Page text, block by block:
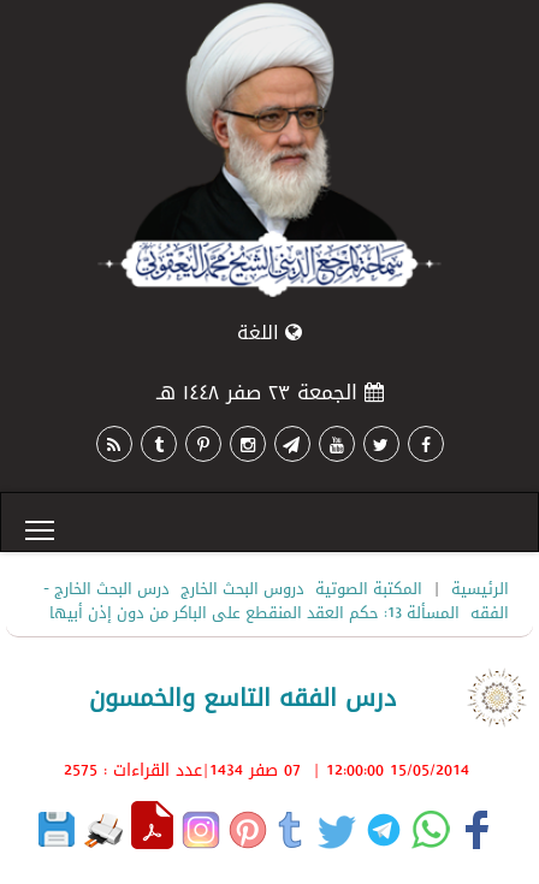
اللغة
الجمعة ٢٣ صفر ١٤٤٨ هـ
الرئيسية | المكتبة الصوتية دروس البحث الخارج درس البحث الخارج -
الفقه المسألة 13: حكم العقد المنقطع على الباكر من دون إذن أبيها
درس الفقه التاسع والخمسون
15/05/2014 12:00:00
| 07 صفر 1434 |عدد القراءات : 2575